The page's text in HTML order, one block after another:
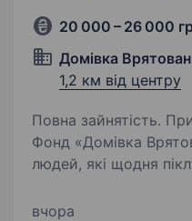
20 000 – 26 000
Домівка
1,2 км від центру
Повна зайнятість. Привіт! Ми — Благодійний
Фонд «Домівка
людей, які щодня
дарувати другий
вчора